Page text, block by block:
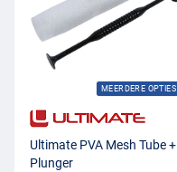
MEERDERE OPTIES
Ultimate PVA Mesh Tube +
Plunger